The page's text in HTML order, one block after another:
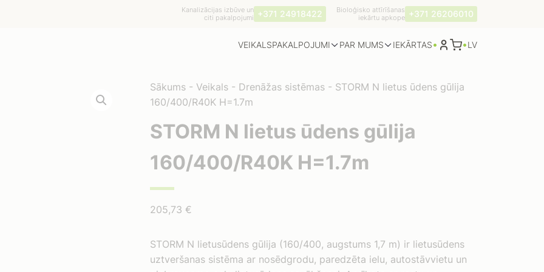
Kanalizācijas izbūve un
citi pakalpojumi +371 24918422
Bioloģisko attīrīšanas
iekārtu apkope +371 26206010
VEIKALSPAKALPOJUMI PAR MUMS IEKĀRTAS• •LV
Sākums- Veikals- Drenāžas sistēmas- STORM N lietus ūdens gūlija
160/400/R40K H=1.7m
STORM N lietus ūdens gūlija
160/400/R40K H=1.7m
205,73 €
STORM N lietusūdens gūlija (160/400, augstums 1,7 m) ir lietusūdens
uztveršanas sistēma ar nosēdgrodu, paredzēta ielu, autostāvvietu un